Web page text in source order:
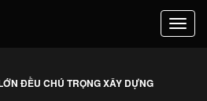
ĐỀU CHÚ TRỌNG XÂY DỰNG